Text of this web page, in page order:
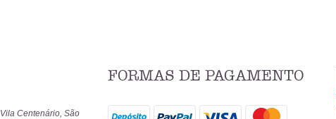
Vila Centenário, São
FORMAS DE PAGAMENTO